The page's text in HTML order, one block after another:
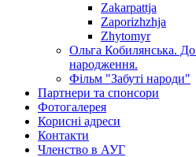
Zakarpattja
Zaporizhzhja
Zhytomyr
Ольга Кобилянська. До
народження.
Фільм "Забуті народи"
Партнери та спонсори
Фотогалерея
Корисні адреси
Контакти
Членство в АУГ